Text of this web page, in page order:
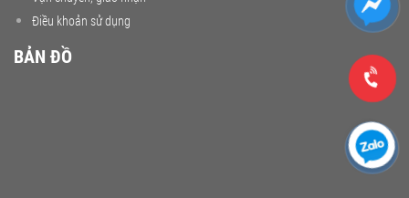
Điều khoản sử dụng
BẢN ĐỒ